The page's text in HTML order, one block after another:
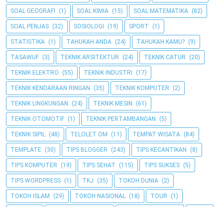
SOAL GEOGRAFI (1) SOAL KIMIA (15) SOAL MATEMATIKA (82)
SOAL PENJAS (32) SOSIOLOGI (19) SPORT (1)
STATISTIKA (1) TAHUKAH ANDA (24) TAHUKAH KAMU? (9)
TASAWUF (3) TEKNIK ARSITEKTUR (24) TEKNIK CATUR (20)
TEKNIK ELEKTRO (55) TEKNIK INDUSTRI (17)
TEKNIK KENDARAAN RINGAN (35) TEKNIK KOMPUTER (2)
TEKNIK LINGKUNGAN (24) TEKNIK MESIN (61)
TEKNIK OTOMOTIF (1) TEKNIK PERTAMBANGAN (5)
TEKNIK SIPIL (48) TELOLET OM (11) TEMPAT WISATA (84)
TEMPLATE (30) TIPS BLOGGER (243) TIPS KECANTIKAN (8)
TIPS KOMPUTER (19) TIPS SEHAT (115) TIPS SUKSES (5)
TIPS WORDPRESS (1) TKJ (35) TOKOH DUNIA (2)
TOKOH ISLAM (29) TOKOH NASIONAL (18) TOUR (1)